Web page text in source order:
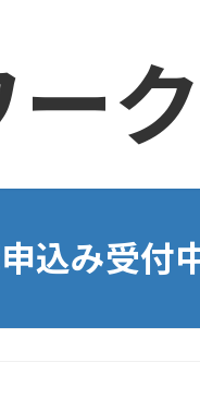
込み受付